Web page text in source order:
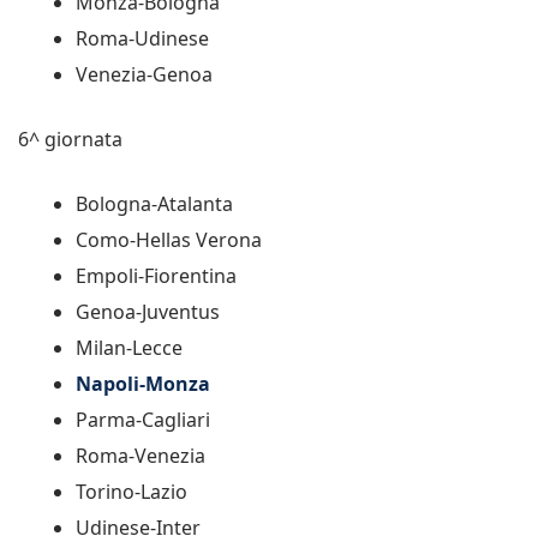
Roma-Udinese
Venezia-Genoa
6^ giornata
Bologna-Atalanta
Como-Hellas Verona
Empoli-Fiorentina
Genoa-Juventus
Milan-Lecce
Napoli-Monza
Parma-Cagliari
Roma-Venezia
Torino-Lazio
Udinese-Inter